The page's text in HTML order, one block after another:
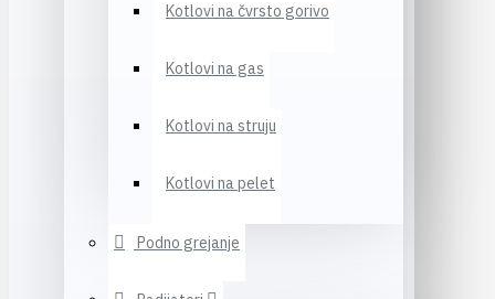
Kotlovi na čvrsto gorivo
Kotlovi na gas
Kotlovi na struju
Kotlovi na pelet
Podno grejanje